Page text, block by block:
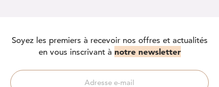
Soyez les premiers à recevoir nos offres et actualités
en vous inscrivant à notre newsletter